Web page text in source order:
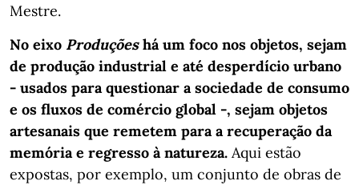
Mestre.
No eixo Produçõeshá um foco nos objetos, sejam
de produção industrial e até desperdício urbano
- usados para questionar a sociedade de consumo
e os fluxos de comércio global -, sejam objetos
artesanais que remetem para a recuperação da
memória e regresso à natureza. Aqui estão
expostas, por exemplo, um conjunto de obras de